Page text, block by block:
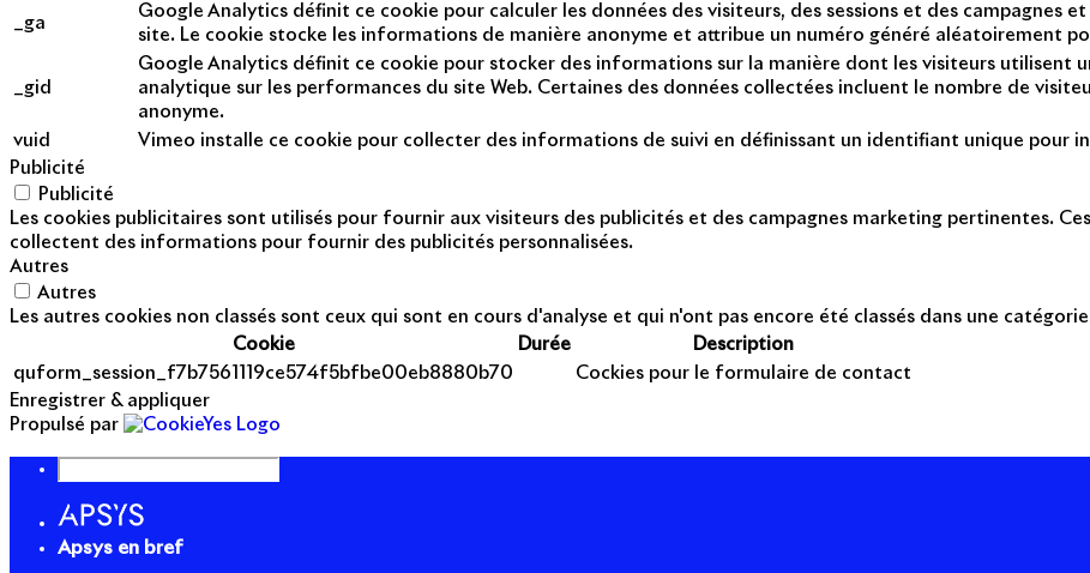
_ga
Google Analytics définit ce cookie pour calculer les données des visiteurs, des sessions et des campagnes
site. Le cookie stocke les informations de manière anonyme et attribue un numéro généré aléatoirement
_gid
Google Analytics définit ce cookie pour stocker des informations sur la manière dont les visiteurs utilisent
analytique sur les performances du site Web. Certaines des données collectées incluent le nombre de
anonyme.
vuid
Vimeo installe ce cookie pour collecter des informations de suivi en définissant un identifiant unique pour
Publicité
Publicité
Les cookies publicitaires sont utilisés pour fournir aux visiteurs des publicités et des campagnes marketing pertinentes.
collectent des informations pour fournir des publicités personnalisées.
Autres
Autres
Les autres cookies non classés sont ceux qui sont en cours d'analyse et qui n'ont pas encore été classés dans une
Cookie
Durée
Description
quform_session_f7b7561119ce574f5bfbe00eb8880b70
Cockies pour le formulaire de contact
Enregistrer & appliquer
Propulsé par
Apsys en bref